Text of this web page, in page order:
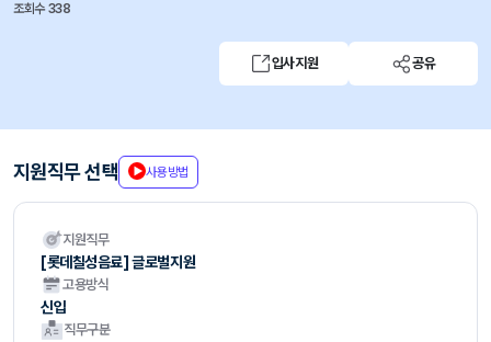
조회수 338
입사지원 공유
지원직무 선택 사용방법
지원직무
[롯데칠성음료] 글로벌지원
고용방식
신입
직무구분